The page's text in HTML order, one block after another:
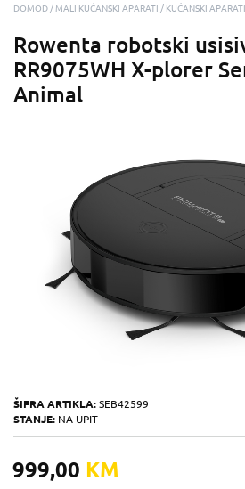
DOMOD MALI KUĆANSKI APARATI KUĆANSKI APARATI
Rowenta robotski
RR9075WH X-plorer
Animal
ŠIFRA ARTIKLA: SEB42599
STANJE: NA UPIT
999,00 KM